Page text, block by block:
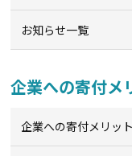
お知らせ一覧
企業への寄付メ
企業への寄付メリッ